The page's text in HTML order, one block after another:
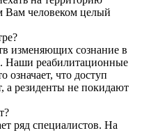
Вам человеком целый
изменяющих сознание в
Наши реабилитационные
означает, что доступ
а резиденты не покидают
ряд специалистов. На